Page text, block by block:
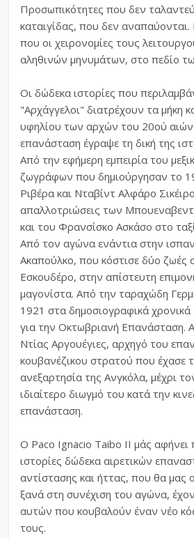
Προσωπικότητες που δεν
καταιγίδας, που δεν
που οι χειρονομίες τους
αληθινών μηνυμάτων, στο πεδίο
Οι δώδεκα ιστορίες που
"Αρχάγγελοι" διατρέχουν τα μήκη
υφηλίου των αρχών του 20ού
επανάσταση έγραψε τη δική της
Από την εφήμερη εμπειρία του
ζωγράφων που δημιούργησαν το
Ριβέρα και Νταβίντ Αλφάρο
απαλλοτριώσεις των
και του Φρανσίσκο Ασκάσο στο
Από τον αγώνα ενάντια στην
Ακαπούλκο, που κόστισε δύο ζωές
Εσκουδέρο, στην απίστευτη
μαγονίστα. Από την ταραχώδη
1921 στα δημοσιογραφικά
για την Οκτωβριανή Επανάσταση.
Ντίας Αργουέγιες, αρχηγό του
κουβανέζικου στρατού που έχασε
ανεξαρτησία της Ανγκόλα, μέχρι
ιδιαίτερο διωγμό του κατά την
επανάσταση.
Ο Paco Ignacio Taibo II μάς αφήνει
ιστορίες δώδεκα αιρετικών
αντίστασης και ήττας, που θα μας
ξανά στη συνέχιση του αγώνα,
αυτών που κουβαλούν έναν νέο
τους.